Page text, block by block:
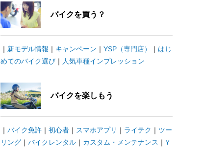
バイクを買う？
｜ 新モデル情報 ｜ キャンペーン ｜ YSP（専門店） ｜ はじ
めてのバイク選び｜ 人気車種インプレッション
バイクを楽しもう
｜ バイク免許｜ 初心者｜ スマホアプリ ｜ ライテク ｜ ツー
リング｜ バイクレンタル｜ カスタム・メンテナンス ｜ Y